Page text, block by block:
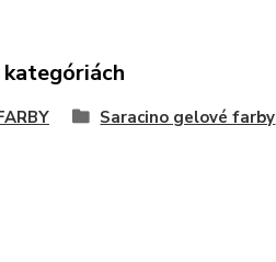
Saracino gelové farby